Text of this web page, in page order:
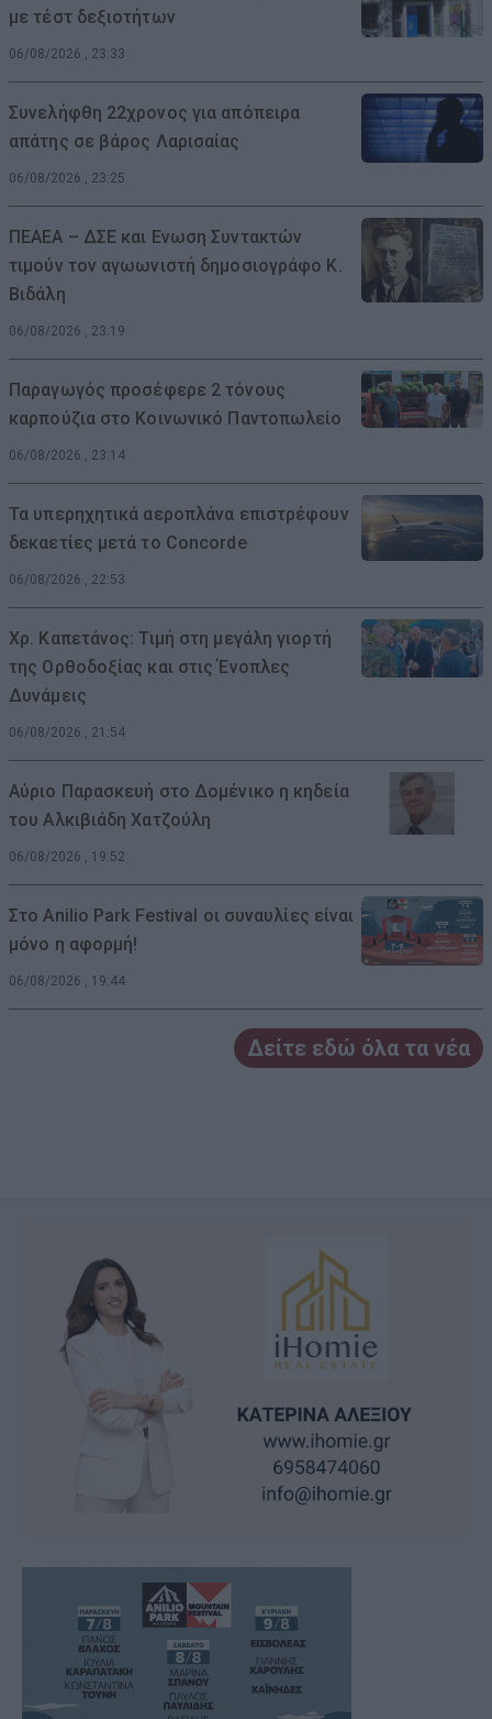
με τέστ δεξιοτήτων
06/08/2026 , 23:33
Συνελήφθη 22χρονος για απόπειρα
απάτης σε βάρος Λαρισαίας
06/08/2026 , 23:25
ΠΕΑΕΑ – ΔΣΕ και Ενωση Συντακτών
τιμούν τον αγωωνιστή δημοσιογράφο Κ.
Βιδάλη
06/08/2026 , 23:19
Παραγωγός προσέφερε 2 τόνους
καρπούζια στο Κοινωνικό Παντοπωλείο
06/08/2026 , 23:14
Τα υπερηχητικά αεροπλάνα επιστρέφουν
δεκαετίες μετά το Concorde
06/08/2026 , 22:53
Χρ. Καπετάνος: Τιμή στη μεγάλη γιορτή
της Ορθοδοξίας και στις Ένοπλες
Δυνάμεις
06/08/2026 , 21:54
Αύριο Παρασκευή στο Δομένικο η κηδεία
του Αλκιβιάδη Χατζούλη
06/08/2026 , 19:52
Στο Anilio Park Festival οι συναυλίες είναι
μόνο η αφορμή!
06/08/2026 , 19:44
Δείτε εδώ όλα τα νέα